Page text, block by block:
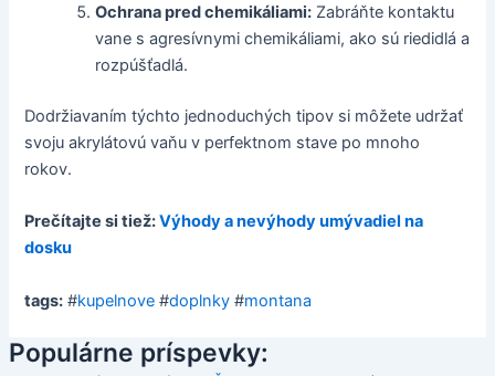
Ochrana pred chemikáliami: Zabráňte kontaktu
vane s agresívnymi chemikáliami, ako sú riedidlá a
rozpúšťadlá.
Dodržiavaním týchto jednoduchých tipov si môžete udržať
svoju akrylátovú vaňu v perfektnom stave po mnoho
rokov.
Prečítajte si tiež:Výhody a nevýhody umývadiel na
dosku
tags: #kupelnove #doplnky #montana
Populárne príspevky: